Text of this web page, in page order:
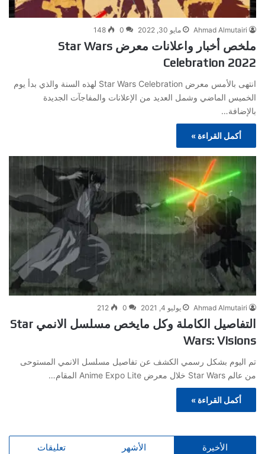
Ahmad Almutairi مايو 30, 2022 0
148
ملخص أخبار واعلانات معرض Star Wars
Celebration 2022
انتهى بالأمس معرض Star Wars Celebration لهذه السنة والذي بدأ يوم
الخميس الماضي وشمل العديد من الإعلانات والمفاجآت الجديدة
بالإضافة…
أكمل القراءة »
Ahmad Almutairi يوليو 4, 2021 0
212
التفاصيل الكاملة وكل مايخص مسلسل الانمي Star
Wars: Visions
تم اليوم بشكل رسمي الكشف عن تفاصيل مسلسل الانمي المستوحى
من عالم Star Wars خلال معرض Anime Expo Lite المقام…
أكمل القراءة »
الأخيرة الأشهر تعليقات